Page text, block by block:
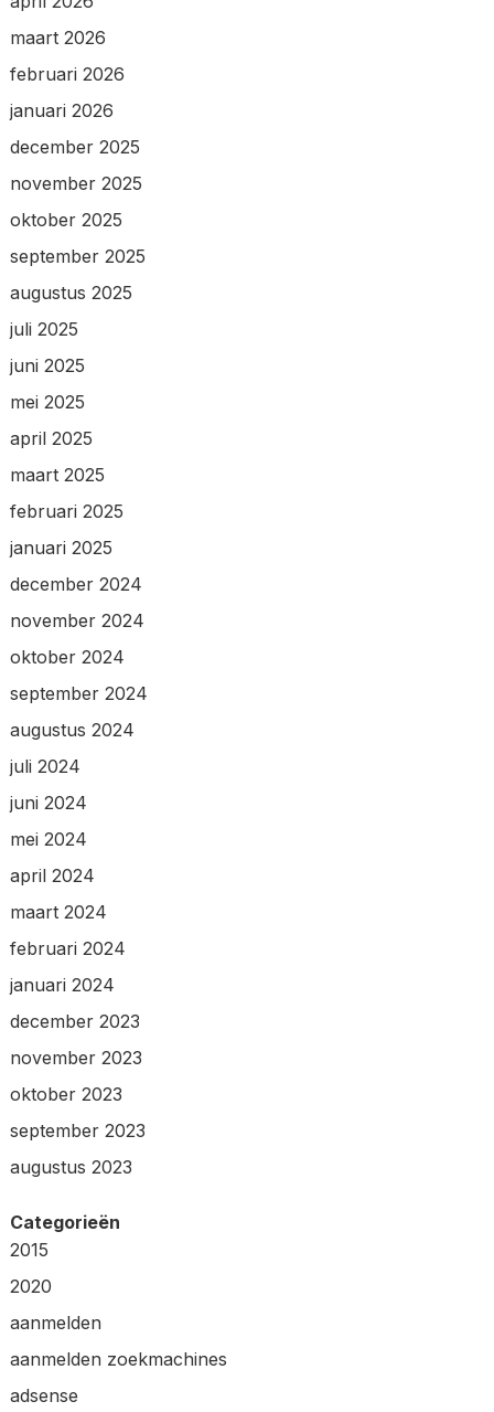
maart 2026
februari 2026
januari 2026
december 2025
november 2025
oktober 2025
september 2025
augustus 2025
juli 2025
juni 2025
mei 2025
april 2025
maart 2025
februari 2025
januari 2025
december 2024
november 2024
oktober 2024
september 2024
augustus 2024
juli 2024
juni 2024
mei 2024
april 2024
maart 2024
februari 2024
januari 2024
december 2023
november 2023
oktober 2023
september 2023
augustus 2023
Categorieën
2015
2020
aanmelden
aanmelden zoekmachines
adsense